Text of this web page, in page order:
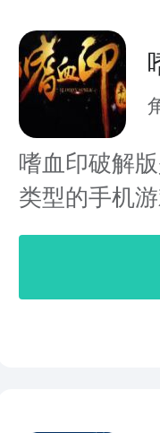
嗜血印破解
类型的手机